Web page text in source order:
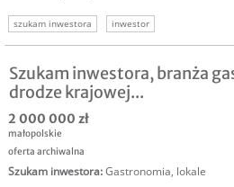
szukam inwestora inwestor
Szukam inwestora, branża
drodze krajowej...
2 000 000 zł
małopolskie
oferta archiwalna
Szukam inwestora:Gastronomia, lokale